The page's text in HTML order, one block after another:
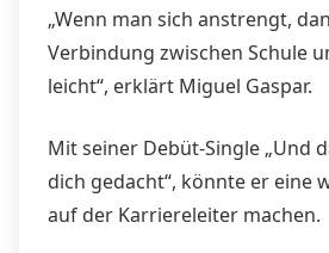
„Wenn man sich anstrengt,
Verbindung zwischen Schule
leicht“, erklärt Miguel Gaspar.
Mit seiner Debüt-Single „Und
dich gedacht“, könnte er eine
auf der Karriereleiter machen.